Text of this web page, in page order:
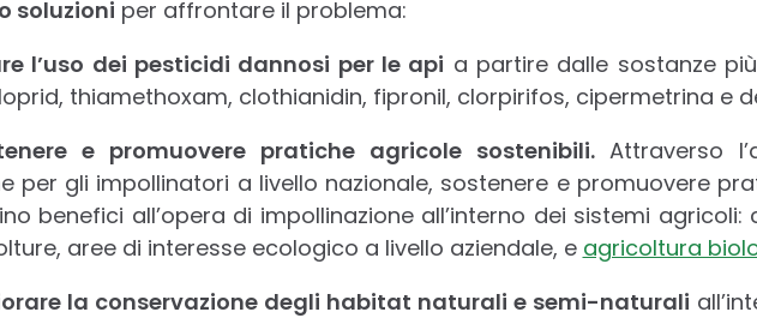
soluzioni per affrontare il problema:
l’uso dei pesticidi dannosi per le api a partire dalle sostanze
thiamethoxam, clothianidin, fipronil, clorpirifos, cipermetrina e
e promuovere pratiche agricole sostenibili. Attraverso
per gli impollinatori a livello nazionale, sostenere e promuovere
benefici all’opera di impollinazione all’interno dei sistemi
aree di interesse ecologico a livello aziendale, e agricoltura
la conservazione degli habitat naturali e semi-naturali